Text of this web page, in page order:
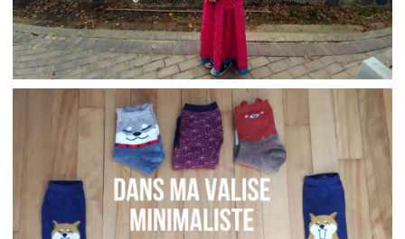
ASIE // CE QUE J’AI RAMENÉ DE CORÉE ET DU
Asie, Blog,Réflexions